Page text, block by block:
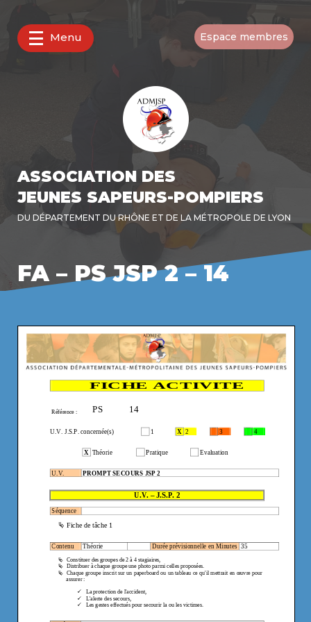
Menu Espace membres
ASSOCIATION DES
JEUNES SAPEURS-POMPIERS
DU DÉPARTEMENT DU RHÔNE ET DE LA MÉTROPOLE DE LYON
FA – PS JSP 2 – 14